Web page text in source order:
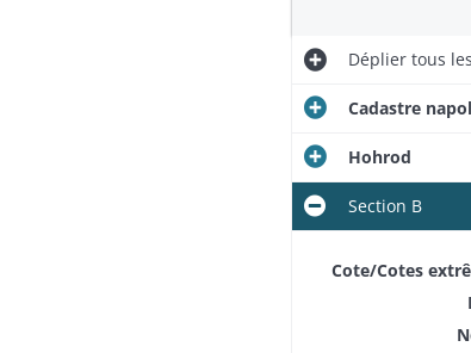
Dépliertous
Cadastre
Hohrod
Section B
Cote/Cotes